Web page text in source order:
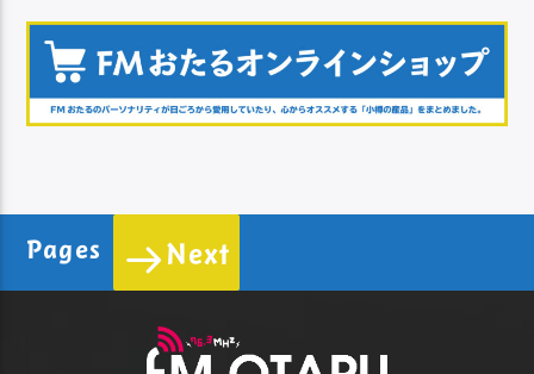
Pages Next